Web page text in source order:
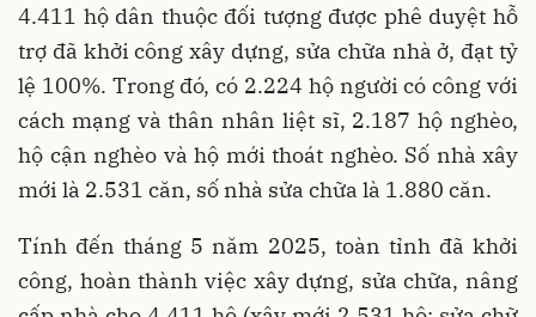
4.411 hộ dân thuộc đối tượng được phê duyệt hỗ
trợ đã khởi công xây dựng, sửa chữa nhà ở, đạt tỷ
lệ 100%. Trong đó, có 2.224 hộ người có công với
cách mạng và thân nhân liệt sĩ, 2.187 hộ nghèo,
hộ cận nghèo và hộ mới thoát nghèo. Số nhà xây
mới là 2.531 căn, số nhà sửa chữa là 1.880 căn.
Tính đến tháng 5 năm 2025, toàn tỉnh đã khởi
công, hoàn thành việc xây dựng, sửa chữa, nâng